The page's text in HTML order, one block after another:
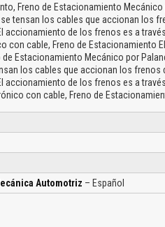
Freno de Estacionamiento Mecánico
tensan los cables que accionan los
de los frenos es a
cable, Freno de Estacionamiento
Estacionamiento Mecánico por
los cables que accionan los frenos
de los frenos es a
con cable, Freno de
Automotriz – Español